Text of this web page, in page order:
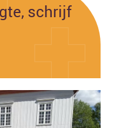
schrijf